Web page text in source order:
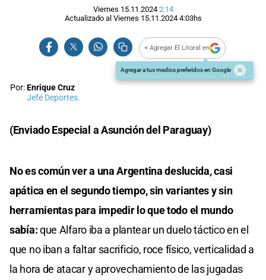
Viernes 15.11.2024 2:14
Actualizado al Viernes 15.11.2024 4:03hs
+ Agregar El Litoral en
Agregar a tus medios preferidos en Google
Por:Enrique Cruz
Jefe Deportes.
(Enviado Especial a Asunción del Paraguay)
No es común ver a una Argentina deslucida, casi
apática en el segundo tiempo, sin variantes y sin
herramientas para impedir lo que todo el mundo
sabía:que Alfaro iba a plantear un duelo táctico en el
que no iban a faltar sacrificio, roce físico, verticalidad a
la hora de atacar y aprovechamiento de las jugadas